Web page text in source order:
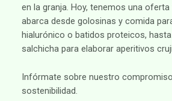
en la granja. Hoy, tenemos una oferta
abarca desde golosinas y comida
hialurónico o batidos proteicos,
salchicha para elaborar aperitivos
Infórmate sobre nuestro
sostenibilidad.